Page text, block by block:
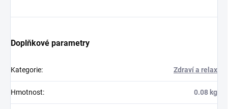
Doplňkové parametry
Kategorie: Zdraví a relax
Hmotnost: 0.08 kg